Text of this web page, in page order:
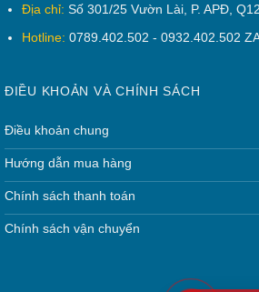
SĐT /Zalo :
https://
Địa chỉ: Số 301/25 Vườn Lài, P. APĐ,
Hotline: 0789.402.502 - 0932.402.502
ĐIỀU KHOẢN VÀ CHÍNH SÁCH
Điều khoản chung
Hướng dẫn mua hàng
Chính sách thanh toán
Chính sách vận chuyển